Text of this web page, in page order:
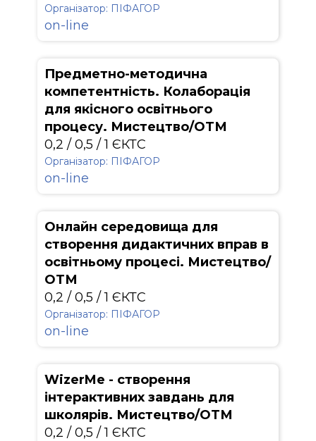
Організатор: ПІФАГОР
on-line
Предметно-методична
компетентність. Колаборація
для якісного освітнього
процесу. Мистецтво/ОТМ
0,2 / 0,5 / 1 ЄКТС
Організатор: ПІФАГОР
on-line
Онлайн середовища для
створення дидактичних вправ в
освітньому процесі. Мистецтво/
ОТМ
0,2 / 0,5 / 1 ЄКТС
Організатор: ПІФАГОР
on-line
WizerMe - створення
інтерактивних завдань для
школярів. Мистецтво/ОТМ
0,2 / 0,5 / 1 ЄКТС